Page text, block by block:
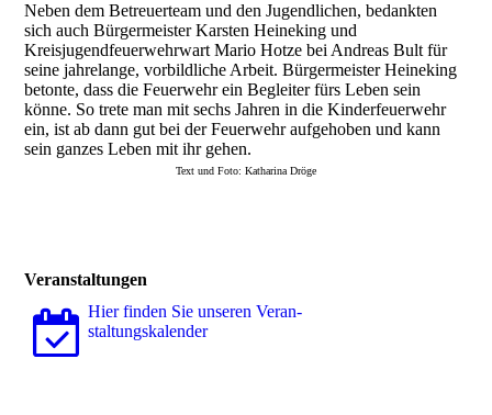
Neben dem Betreuerteam und den Jugendlichen, bedankten
sich auch Bürgermeister Karsten Heineking und
Kreisjugendfeuerwehrwart Mario Hotze bei Andreas Bult für
seine jahrelange, vorbildliche Arbeit. Bürgermeister Heineking
betonte, dass die Feuerwehr ein Begleiter fürs Leben sein
könne. So trete man mit sechs Jahren in die Kinderfeuerwehr
ein, ist ab dann gut bei der Feuerwehr aufgehoben und kann
sein ganzes Leben mit ihr gehen.
Text und Foto: Katharina Dröge
Veranstaltungen
Hier finden Sie unseren Ver­an­
stal­tungs­ka­len­der